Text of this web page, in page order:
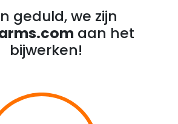
geduld, we zijn
aan het
bijwerken!